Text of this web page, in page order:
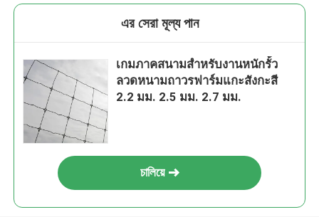
এর সেরা মূল্য পান
เกมภาคสนามสำหรับงานหนักรั้ว
ลวดหนามถาวรฟาร์มแกะสังกะสี
2.2 มม. 2.5 มม. 2.7 มม.
চালিয়ে